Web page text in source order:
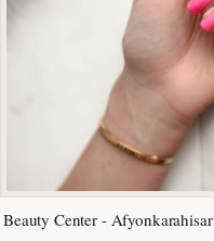
Beauty Center - Afyonkarahisar